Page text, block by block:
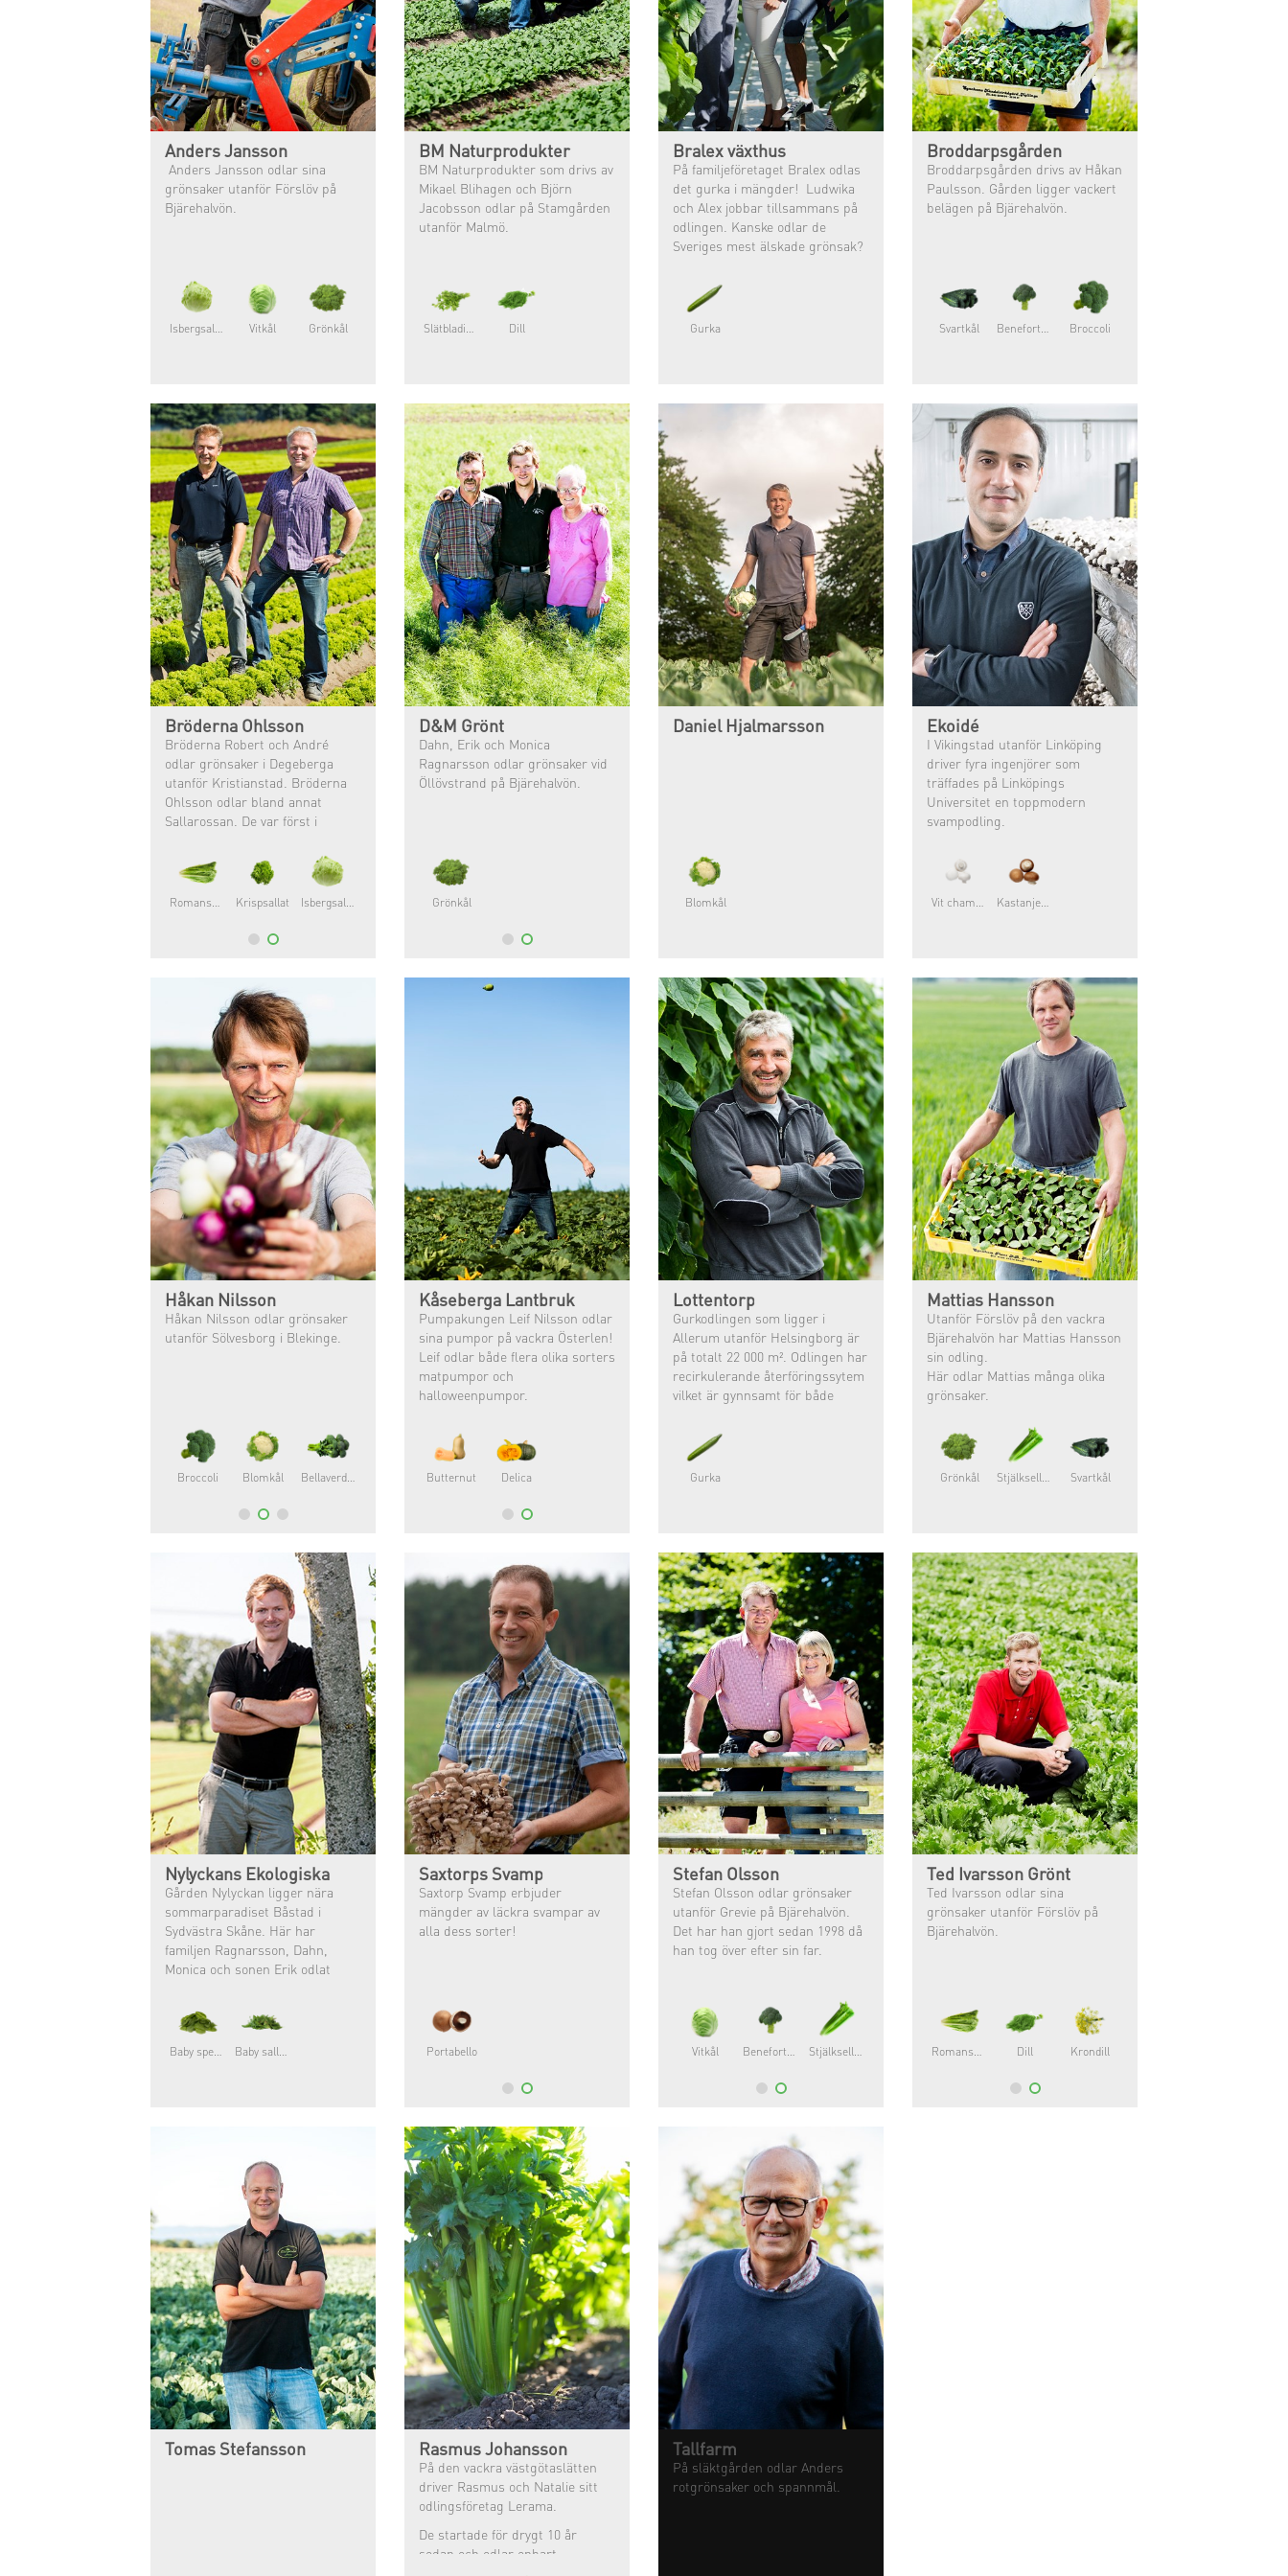
Anders Jansson
Anders Jansson odlar sina
grönsaker utanför Förslöv på
Bjärehalvön.
Vitkål Grönkål
BM Naturprodukter
BM Naturprodukter som drivs av
Mikael Blihagen och Björn
Jacobsson odlar på Stamgården
utanför Malmö.
Dill
Bralex växthus
På familjeföretaget Bralex odlas
det gurka i mängder! Ludwika
och Alex jobbar tillsammans på
odlingen. Kanske odlar de
Sveriges mest älskade grönsak?
Gurka
Broddarpsgården
Broddarpsgården drivs av Håkan
Paulsson. Gården ligger vackert
belägen på Bjärehalvön.
Svartkål Broccoli
Bröderna Ohlsson
Bröderna Robert och André
odlar grönsaker i Degeberga
utanför Kristianstad. Bröderna
Ohlsson odlar bland annat
Sallarossan. De var först i
provodling av Sallarossan och nu
odlas den i större skala.
Romansallat Krispsallat Isbergsallat
D&M Grönt
Dahn, Erik och Monica
Ragnarsson odlar grönsaker vid
Öllövstrand på Bjärehalvön.
Grönkål
Daniel Hjalmarsson
Blomkål
Ekoidé
I Vikingstad utanför Linköping
driver fyra ingenjörer som
träffades på Linköpings
Universitet en toppmodern
svampodling.
Vit champinjon Kastanjechampinjon
Håkan Nilsson
Håkan Nilsson odlar grönsaker
utanför Sölvesborg i Blekinge.
Broccoli Blomkål Bellaverde®
Kåseberga Lantbruk
Pumpakungen Leif Nilsson odlar
sina pumpor på vackra Österlen!
Leif odlar både flera olika sorters
matpumpor och
halloweenpumpor. ⠀
har alltid tyckt att det varit roligt
och ville därför odla själv!
Butternut Delica
Lottentorp
Gurkodlingen som ligger i
Allerum utanför Helsingborg är
på totalt 22 000 m². Odlingen har
recirkulerande återföringssytem
vilket är gynnsamt för både
Gurka
Mattias Hansson
Utanför Förslöv på den vackra
Bjärehalvön har Mattias Hansson
sin odling.
Här odlar Mattias många olika
grönsaker.
Grönkål Svartkål
Nylyckans Ekologiska
Gården Nylyckan ligger nära
sommarparadiset Båstad i
Sydvästra Skåne. Här har
familjen Ragnarsson, Dahn,
Monica och sonen Erik odlat
tog over Dahns fädersgård.
Saxtorps Svamp
Saxtorp Svamp erbjuder
mängder av läckra svampar av
alla dess sorter!
Portabello
Stefan Olsson
Stefan Olsson odlar grönsaker
utanför Grevie på Bjärehalvön.
Det har han gjort sedan 1998 då
han tog över efter sin far.
Vitkål
Ted Ivarsson Grönt
Ted Ivarsson odlar sina
grönsaker utanför Förslöv på
Bjärehalvön.
Dill Krondill
Tomas Stefansson Rasmus Johansson
På den vackra västgötaslätten
driver Rasmus och Natalie sitt
odlingsföretag Lerama.
De startade för drygt 10 år
sedan och odlar enbart
Tallfarm
På släktgården odlar Anders
rotgrönsaker och spannmål.